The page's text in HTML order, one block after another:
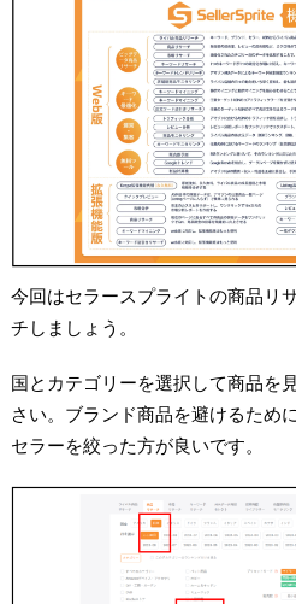
今回はセラースプライトの商品リ
チしましょう。
国とカテゴリーを選択して商品を
さい。ブランド商品を避けるため
セラーを絞った方が良いです。